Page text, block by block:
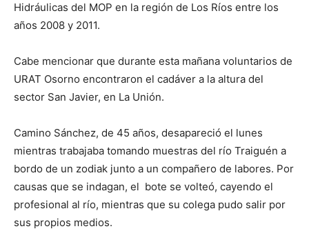
Hidráulicas del MOP en la región de Los Ríos entre los
años 2008 y 2011.
Cabe mencionar que durante esta mañana voluntarios de
URAT Osorno encontraron el cadáver a la altura del
sector San Javier, en La Unión.
Camino Sánchez, de 45 años, desapareció el lunes
mientras trabajaba tomando muestras del río Traiguén a
bordo de un zodiak junto a un compañero de labores. Por
causas que se indagan, el bote se volteó, cayendo el
profesional al río, mientras que su colega pudo salir por
sus propios medios.